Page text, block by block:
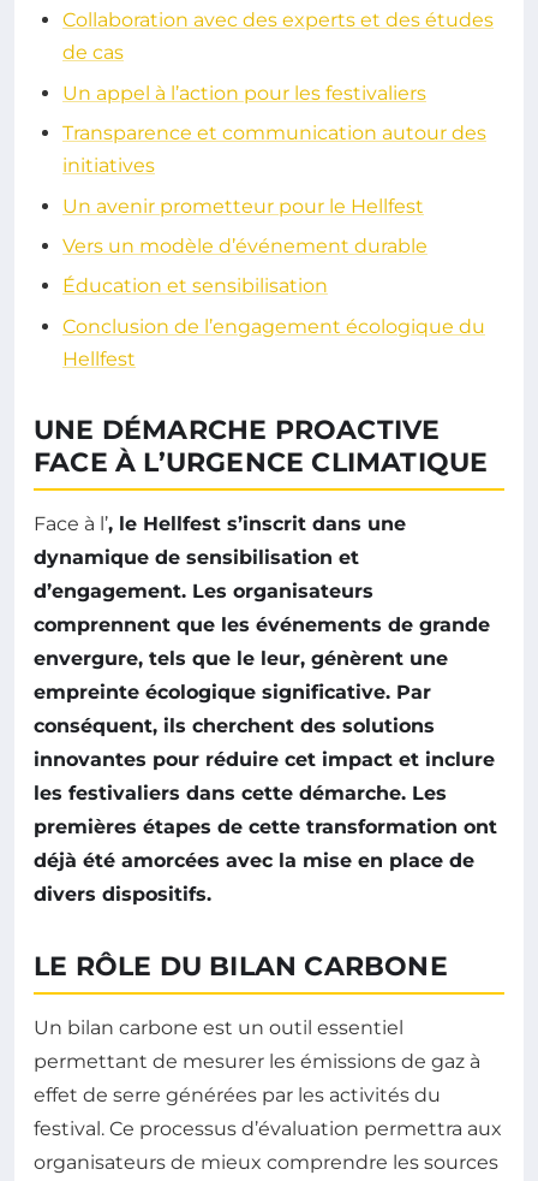
Collaboration avec des experts et des études
de cas
Un appel à l’action pour les festivaliers
Transparence et communication autour des
initiatives
Un avenir prometteur pour le Hellfest
Vers un modèle d’événement durable
Éducation et sensibilisation
Conclusion de l’engagement écologique du
Hellfest
UNE DÉMARCHE PROACTIVE
FACE À L’URGENCE CLIMATIQUE
Face à l’, le Hellfest s’inscrit dans une
dynamique de sensibilisation et
d’engagement. Les organisateurs
comprennent que les événements de grande
envergure, tels que le leur, génèrent une
empreinte écologique significative. Par
conséquent, ils cherchent des solutions
innovantes pour réduire cet impact et inclure
les festivaliers dans cette démarche. Les
premières étapes de cette transformation ont
déjà été amorcées avec la mise en place de
divers dispositifs.
LE RÔLE DU BILAN CARBONE
Un bilan carbone est un outil essentiel
permettant de mesurer les émissions de gaz à
effet de serre générées par les activités du
festival. Ce processus d’évaluation permettra aux
organisateurs de mieux comprendre les sources